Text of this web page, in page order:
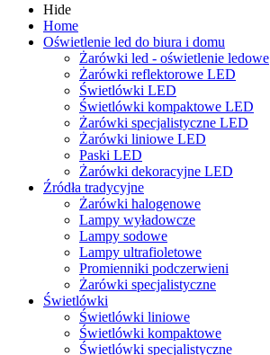
Hide
Home
Oświetlenie led do biura i domu
Żarówki led - oświetlenie ledowe
Żarówki reflektorowe LED
Świetlówki LED
Świetlówki kompaktowe LED
Żarówki specjalistyczne LED
Żarówki liniowe LED
Paski LED
Żarówki dekoracyjne LED
Źródła tradycyjne
Żarówki halogenowe
Lampy wyładowcze
Lampy sodowe
Lampy ultrafioletowe
Promienniki podczerwieni
Żarówki specjalistyczne
Świetlówki
Świetlówki liniowe
Świetlówki kompaktowe
Świetlówki specjalistyczne